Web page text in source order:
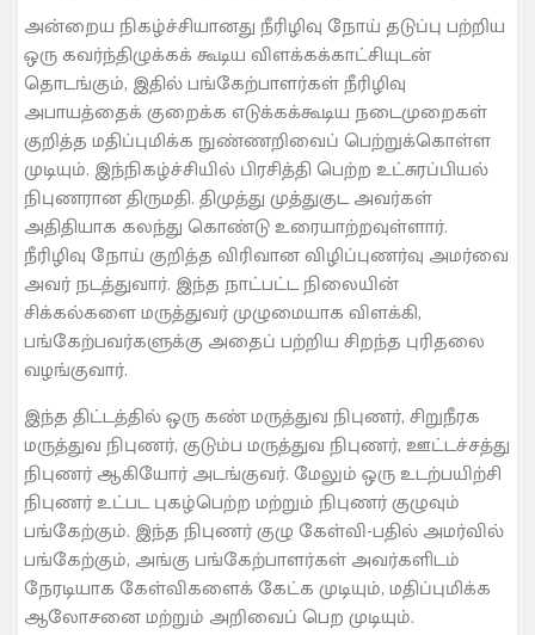
அன்றைய நிகழ்ச்சியானது நீரிழிவு நோய் தடுப்பு பற்றிய
ஒரு கவர்ந்திழுக்கக் கூடிய விளக்கக்காட்சியுடன்
தொடங்கும், இதில் பங்கேற்பாளர்கள் நீரிழிவு
அபாயத்தைக் குறைக்க எடுக்கக்கூடிய நடைமுறைகள்
குறித்த மதிப்புமிக்க நுண்ணறிவைப் பெற்றுக்கொள்ள
முடியும். இந்நிகழ்ச்சியில் பிரசித்தி பெற்ற உட்சுரப்பியல்
நிபுணரான திருமதி. திமுத்து முத்துகுட அவர்கள்
அதிதியாக கலந்து கொண்டு உரையாற்றவுள்ளார்.
நீரிழிவு நோய் குறித்த விரிவான விழிப்புணர்வு அமர்வை
அவர் நடத்துவார். இந்த நாட்பட்ட நிலையின்
சிக்கல்களை மருத்துவர் முழுமையாக விளக்கி,
பங்கேற்பவர்களுக்கு அதைப் பற்றிய சிறந்த புரிதலை
வழங்குவார்.
இந்த திட்டத்தில் ஒரு கண் மருத்துவ நிபுணர், சிறுநீரக
மருத்துவ நிபுணர், குடும்ப மருத்துவ நிபுணர், ஊட்டச்சத்து
நிபுணர் ஆகியோர் அடங்குவர். மேலும் ஒரு உடற்பயிற்சி
நிபுணர் உட்பட புகழ்பெற்ற மற்றும் நிபுணர் குழுவும்
பங்கேற்கும். இந்த நிபுணர் குழு கேள்வி-பதில் அமர்வில்
பங்கேற்கும், அங்கு பங்கேற்பாளர்கள் அவர்களிடம்
நேரடியாக கேள்விகளைக் கேட்க முடியும், மதிப்புமிக்க
ஆலோசனை மற்றும் அறிவைப் பெற முடியும்.